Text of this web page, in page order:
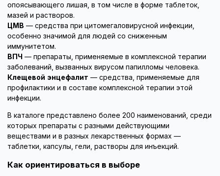
опоясывающего лишая, в том числе в форме таблеток,
мазей и растворов.
ЦМВ — средства при цитомегаловирусной инфекции,
особенно значимой для людей со сниженным
иммунитетом.
ВПЧ — препараты, применяемые в комплексной терапии
заболеваний, вызванных вирусом папилломы человека.
Клещевой энцефалит — средства, применяемые для
профилактики и в составе комплексной терапии этой
инфекции.
В каталоге представлено более 200 наименований, среди
которых препараты с разными действующими
веществами и в разных лекарственных формах —
таблетки, капсулы, гели, растворы для инъекций.
Как ориентироваться в выборе